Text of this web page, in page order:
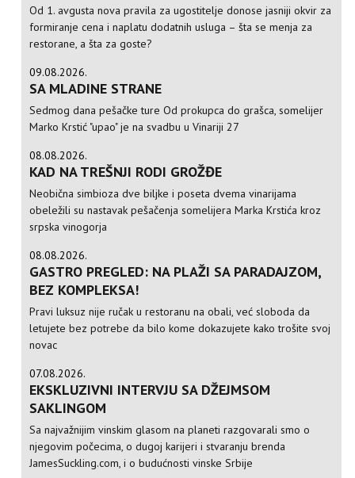
Od 1. avgusta nova pravila za ugostitelje donose jasniji okvir za
formiranje cena i naplatu dodatnih usluga – šta se menja za
restorane, a šta za goste?
09.08.2026.
SA MLADINE STRANE
Sedmog dana pešačke ture Od prokupca do grašca, somelijer
Marko Krstić "upao" je na svadbu u Vinariji 27
08.08.2026.
KAD NA TREŠNJI RODI GROŽĐE
Neobična simbioza dve biljke i poseta dvema vinarijama
obeležili su nastavak pešačenja somelijera Marka Krstića kroz
srpska vinogorja
08.08.2026.
GASTRO PREGLED: NA PLAŽI SA PARADAJZOM,
BEZ KOMPLEKSA!
Pravi luksuz nije ručak u restoranu na obali, već sloboda da
letujete bez potrebe da bilo kome dokazujete kako trošite svoj
novac
07.08.2026.
EKSKLUZIVNI INTERVJU SA DŽEJMSOM
SAKLINGOM
Sa najvažnijim vinskim glasom na planeti razgovarali smo o
njegovim počecima, o dugoj karijeri i stvaranju brenda
JamesSuckling.com, i o budućnosti vinske Srbije